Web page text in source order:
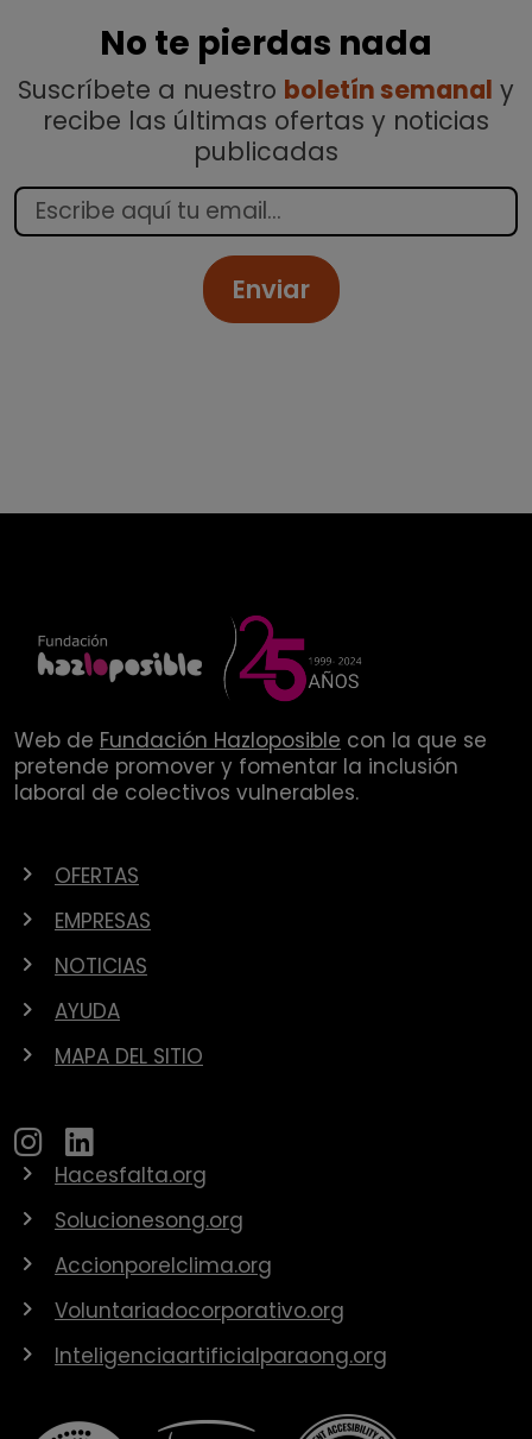
No te pierdas nada
Suscríbete a nuestro boletín semanal y
recibe las últimas ofertas y noticias
publicadas
Enviar
Web de Fundación Hazloposible con la que se
pretende promover y fomentar la inclusión
laboral de colectivos vulnerables.
OFERTAS
EMPRESAS
NOTICIAS
AYUDA
MAPA DEL SITIO
Hacesfalta.org
Solucionesong.org
Accionporelclima.org
Voluntariadocorporativo.org
Inteligenciaartificialparaong.org